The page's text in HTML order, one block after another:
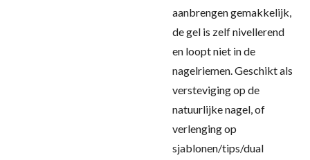
aanbrengen gemakkelijk,
de gel is zelf nivellerend
en loopt niet in de
nagelriemen. Geschikt als
versteviging op de
natuurlijke nagel, of
verlenging op
sjablonen/tips/dual